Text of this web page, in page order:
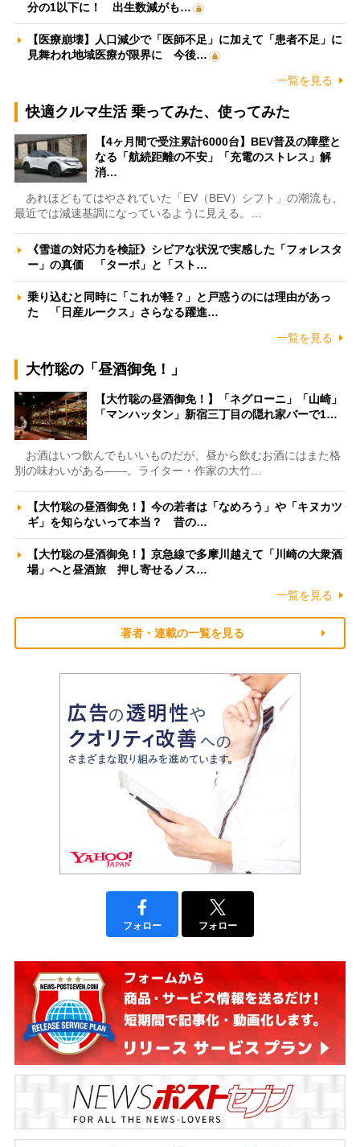
分の1以下に！ 出生数減がも…
【医療崩壊】人口減少で「医師不足」に加えて「患者不足」に
見舞われ地域医療が限界に 今後…
一覧を見る
快適クルマ生活 乗ってみた、使ってみた
【4ヶ月間で受注累計6000台】BEV普及の障壁と
なる「航続距離の不安」「充電のストレス」解
消…
あれほどもてはやされていた「EV（BEV）シフト」の潮流も、
最近では減速基調になっているように見える。…
《雪道の対応力を検証》シビアな状況で実感した「フォレスタ
ー」の真価 「ターボ」と「スト…
乗り込むと同時に「これが軽？」と戸惑うのには理由があっ
た 「日産ルークス」さらなる躍進…
一覧を見る
大竹聡の「昼酒御免！」
【大竹聡の昼酒御免！】「ネグローニ」「山崎」
「マンハッタン」新宿三丁目の隠れ家バーで1…
お酒はいつ飲んでもいいものだが、昼から飲むお酒にはまた格
別の味わいがある――。ライター・作家の大竹…
【大竹聡の昼酒御免！】今の若者は「なめろう」や「キヌカツ
ギ」を知らないって本当？ 昔の…
【大竹聡の昼酒御免！】京急線で多摩川越えて「川崎の大衆酒
場」へと昼酒旅 押し寄せるノス…
一覧を見る
著者・連載の一覧を見る
フォロー フォロー